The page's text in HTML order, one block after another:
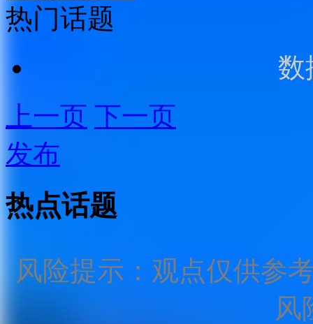
热门话题
数
上一页 下一页
发布
热点话题
风险提示：观点仅供参
风